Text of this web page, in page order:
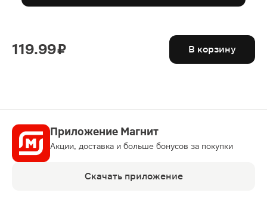
119.99 ₽ В корзину
Приложение Магнит
Акции, доставка и больше бонусов за покупки
Скачать приложение